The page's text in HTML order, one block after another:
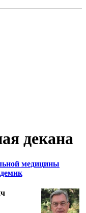
декана
медицины